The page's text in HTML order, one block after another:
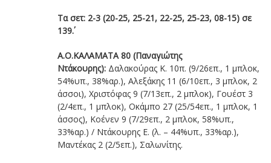
Τα σετ: 2-3 (20-25, 25-21, 22-25, 25-23, 08-15) σε
139΄.
Α.Ο.ΚΑΛΑΜΑΤΑ 80 (Παναγιώτης
Ντάκουρης):Δαλακούρας Κ. 10π. (9/26επ., 1 μπλοκ,
54%υπ., 38%αρ.), Αλεξάκης 11 (6/10επ., 3 μπλοκ, 2
άσσοι), Χριστόφας 9 (7/13επ., 2 μπλοκ), Γουέστ 3
(2/4επ., 1 μπλοκ), Οκάμπο 27 (25/54επ., 1 μπλοκ, 1
άσσος), Κοένεν 9 (7/29επ., 2 μπλοκ, 58%υπ.,
33%αρ.) / Ντάκουρης Ε. (λ. – 44%υπ., 33%αρ.),
Μαντέκας 2 (2/5επ.), Σαλωνίτης.